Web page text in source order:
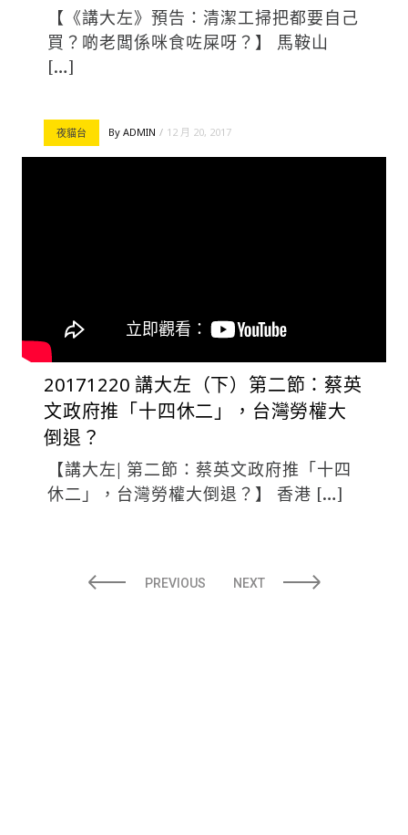
【《講大左》預告：清潔工掃把都要自己
買？啲老闆係咪食咗屎呀？】 馬鞍山
[…]
夜貓台 By ADMIN 12 月 20, 2017
20171220 講大左（下）第二節：蔡英
文政府推「十四休二」，台灣勞權大
倒退？
【講大左| 第二節：蔡英文政府推「十四
休二」，台灣勞權大倒退？】 香港 […]
PREVIOUS NEXT